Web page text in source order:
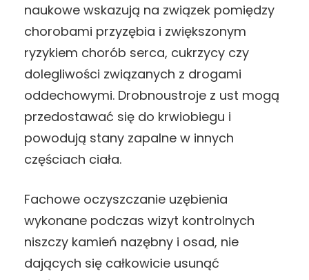
naukowe wskazują na związek pomiędzy
chorobami przyzębia i zwiększonym
ryzykiem chorób serca, cukrzycy czy
dolegliwości związanych z drogami
oddechowymi. Drobnoustroje z ust mogą
przedostawać się do krwiobiegu i
powodują stany zapalne w innych
częściach ciała.
Fachowe oczyszczanie uzębienia
wykonane podczas wizyt kontrolnych
niszczy kamień nazębny i osad, nie
dających się całkowicie usunąć